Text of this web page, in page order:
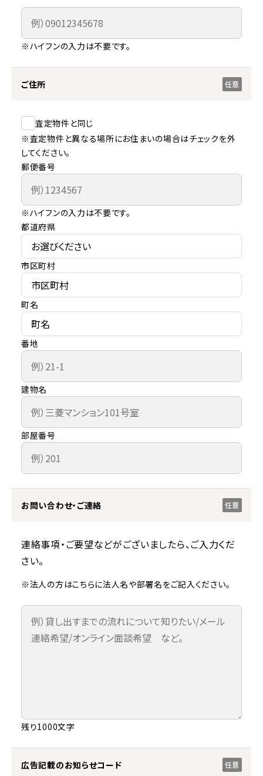
※ハイフンの入力は不要です。
ご住所 任意
査定物件と同じ
※査定物件と異なる場所にお住まいの場合はチェックを外
してください。
郵便番号
※ハイフンの入力は不要です。
都道府県
市区町村
町名
番地
建物名
部屋番号
お問い合わせ・ご連絡 任意
連絡事項・ご要望などがございましたら、ご入力くだ
さい。
※法人の方はこちらに法人名や部署名をご記入ください。
残り1000文字
広告記載のお知らせコード 任意